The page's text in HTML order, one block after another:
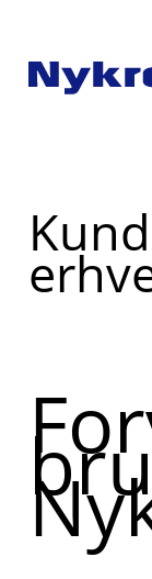
Læs
mere
om